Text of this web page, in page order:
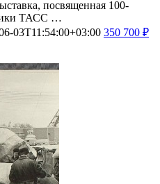
посвященная 100-
ТАСС …
03T11:54:00+03:00 350 700 ₽